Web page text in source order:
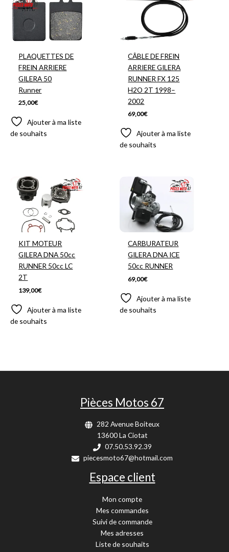
PLAQUETTES DE
FREIN ARRIERE
GILERA 50
Runner
25,00€
Ajouter à ma liste
de souhaits
CÂBLE DE FREIN
ARRIERE GILERA
RUNNER FX 125
H2O 2T 1998–
2002
69,00€
Ajouter à ma liste
de souhaits
KIT MOTEUR
GILERA DNA 50cc
RUNNER 50cc LC
2T
139,00€
Ajouter à ma liste
de souhaits
CARBURATEUR
GILERA DNA ICE
50cc RUNNER
69,00€
Ajouter à ma liste
de souhaits
Pièces Motos 67
282 Avenue Boiteux
13600 La Ciotat
07.50.53.92.39
piecesmoto67@hotmail.com
Espace client
Mon compte
Mes commandes
Suivi de commande
Mes adresses
Liste de souhaits